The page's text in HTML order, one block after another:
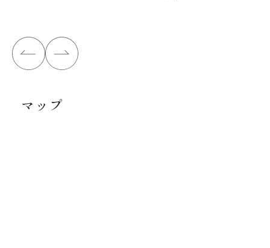
マップ